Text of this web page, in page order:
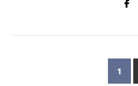
1